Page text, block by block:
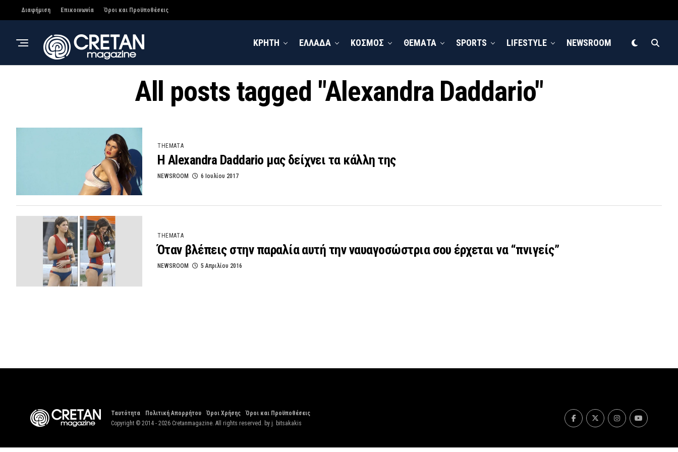
Διαφήμιση Επικοινωνία Όροι και Προϋποθέσεις
ΚΡΗΤΗ ΕΛΛΑΔΑ ΚΟΣΜΟΣ ΘΕΜΑΤΑ SPORTS LIFESTYLE NEWSROOM
All posts tagged "Alexandra Daddario"
THEMATA
Η Alexandra Daddario μας δείχνει τα κάλλη της
NEWSROOM 6 Ιουλίου 2017
THEMATA
Όταν βλέπεις στην παραλία αυτή την ναυαγοσώστρια σου έρχεται να “πνιγείς”
NEWSROOM 5 Απριλίου 2016
Ταυτότητα Πολιτική Απορρήτου Όροι Χρήσης
Όροι και Προϋποθέσεις
Copyright © 2014 - 2026 Cretanmagazine. All rights reserved. by j. bitsakakis